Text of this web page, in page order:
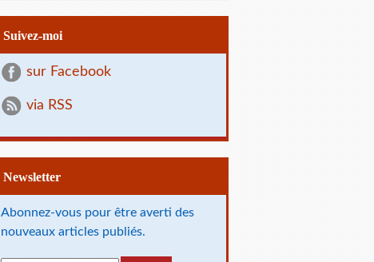
Suivez-moi
sur Facebook
via RSS
Newsletter
Abonnez-vous pour être averti des
nouveaux articles publiés.